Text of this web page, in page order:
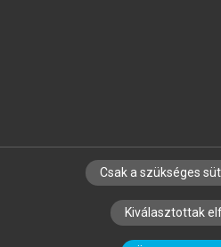
SZERZŐKNEK CÉGEKNEK
SZERKESZTÉSI ÉS
Csak a szükséges
Kiválasztottak